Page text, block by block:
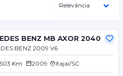
BENZ MB AXOR 2040
BENZ 2009 V6
Km 2009 Itajaí/SC